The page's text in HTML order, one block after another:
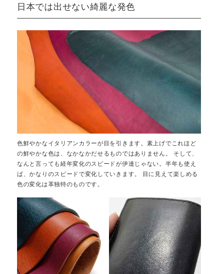
日本では出せない綺麗な発色
色鮮やかなイタリアンカラーが目を引きます。素上げでこれほど
の鮮やかな色は、なかなかだせるものではありません。 そして、
なんと言っても経年変化のスピードが伊達じゃない。半年も使え
ば、かなりのスピードで変化していきます。 目に見えて楽しめる
色の変化は革独特のものです。